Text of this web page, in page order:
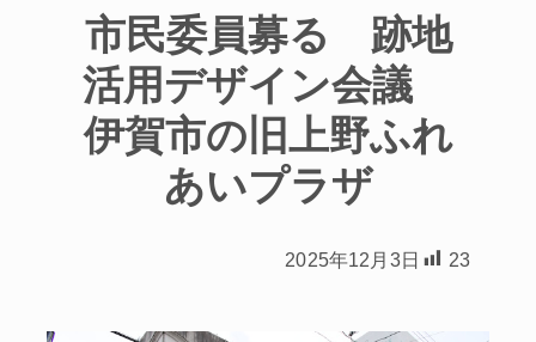
市民委員募る 跡地
活用デザイン会議
伊賀市の旧上野ふれ
あいプラザ
2025年12月3日 23